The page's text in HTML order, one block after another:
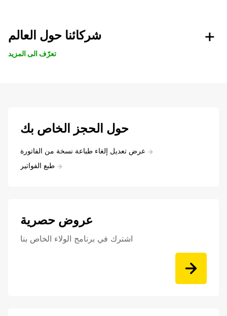
شركائنا حول العالم
تعرّف الى المزيد
حول الحجز الخاص بك
عرض تعديل إلغاء طباعة نسخة من الفاتورة
طبع الفواتير
عروض حصرية
اشترك في برنامج الولاء الخاص بنا